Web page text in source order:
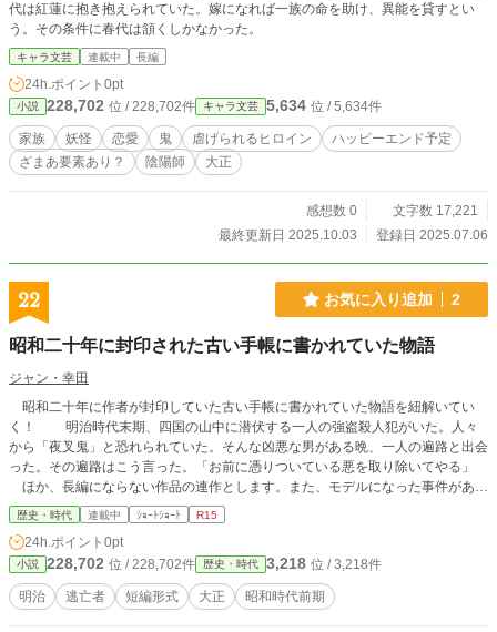
代は紅蓮に抱き抱えられていた。嫁になれば一族の命を助け、異能を貸すとい
う。その条件に春代は頷くしかなかった。
キャラ文芸 連載中 長編
24h.ポイント 0pt
小説 228,702 位 / 228,702件 キャラ文芸 5,634 位 / 5,634件
家族 妖怪 恋愛 鬼 虐げられるヒロイン
ハッピーエンド予定
ざまあ要素あり？
陰陽師 大正
感想数 0
文字数 17,221
最終更新日 2025.10.03
登録日 2025.07.06
22 お気に入り追加 2
昭和二十年に封印された古い手帳に書かれていた物語
ジャン・幸田
昭和二十年に作者が封印していた古い手帳に書かれていた物語を紐解いてい
く！ 明治時代末期、四国の山中に潜伏する一人の強盗殺人犯がいた。人々
から「夜叉鬼」と恐れられていた。そんな凶悪な男がある晩、一人の遍路と出会
った。その遍路はこう言った。「お前に憑りついている悪を取り除いてやる」
ほか、長編にならない作品の連作とします。また、モデルになった事件がある
ものもありますが、創作されたフィクションに脚色しています。
歴史・時代 連載中 ｼｮｰﾄｼｮｰﾄ R15
24h.ポイント 0pt
小説 228,702 位 / 228,702件 歴史・時代 3,218 位 / 3,218件
明治 逃亡者 短編形式 大正 昭和時代前期